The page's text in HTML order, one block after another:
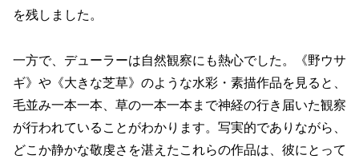
を残しました。
一方で、デューラーは自然観察にも熱心でした。《野ウサ
ギ》や《大きな芝草》のような水彩・素描作品を見ると、
毛並み一本一本、草の一本一本まで神経の行き届いた観察
が行われていることがわかります。写実的でありながら、
どこか静かな敬虔さを湛えたこれらの作品は、彼にとって